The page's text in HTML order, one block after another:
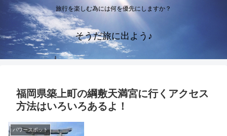
旅行を楽しむ為には何を優先にしますか？
そうだ旅に出よう♪
福岡県築上町の綱敷天満宮に行くアクセス
方法はいろいろあるよ！
パワースポット